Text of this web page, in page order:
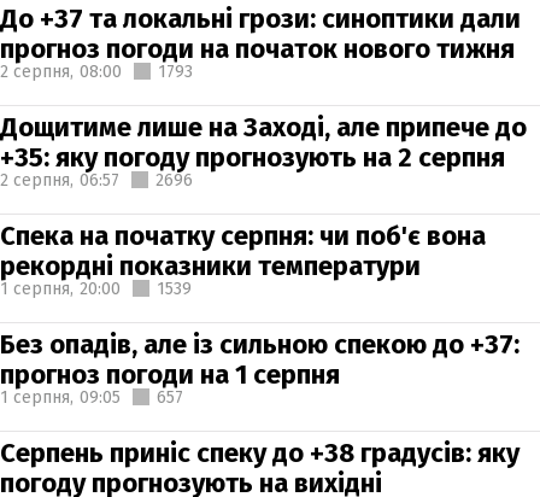
До +37 та локальні грози: синоптики дали
прогноз погоди на початок нового тижня
2 серпня, 08:00 1793
Дощитиме лише на Заході, але припече до
+35: яку погоду прогнозують на 2 серпня
2 серпня, 06:57 2696
Спека на початку серпня: чи поб'є вона
рекордні показники температури
1 серпня, 20:00 1539
Без опадів, але із сильною спекою до +37:
прогноз погоди на 1 серпня
1 серпня, 09:05 657
Серпень приніс спеку до +38 градусів: яку
погоду прогнозують на вихідні